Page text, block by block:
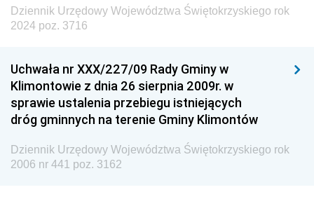
Dziennik Urzędowy Województwa Świętokrzyskiego rok
2024 poz. 3716
Uchwała nr XXX/227/09 Rady Gminy w
Klimontowie z dnia 26 sierpnia 2009r. w
sprawie ustalenia przebiegu istniejących
dróg gminnych na terenie Gminy Klimontów
Dziennik Urzędowy Województwa Świętokrzyskiego rok
2006 nr 441 poz. 3162